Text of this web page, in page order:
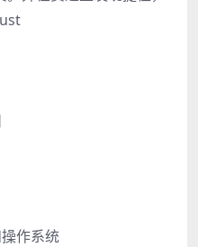
作系统